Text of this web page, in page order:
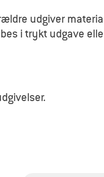
udgiver
i trykt udgave